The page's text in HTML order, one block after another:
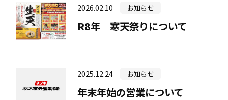
企業情報
2026.02.10 お知らせ
R8年 寒天祭りについて
2025.12.24 お知らせ
年末年始の営業について